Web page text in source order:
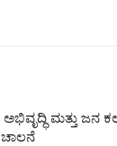
ಮತ್ತು ಜನ